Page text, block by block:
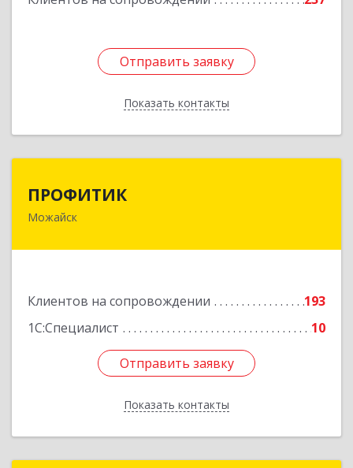
Отправить заявку
Показать контакты
Отправить заявку
Назад
ПРОФИТИК
Можайск
Клиентов на сопровождении
193
1С:Специалист
10
Отправить заявку
Показать контакты
143200, Московская обл, Можайский р-н,
Отправить заявку
Назад